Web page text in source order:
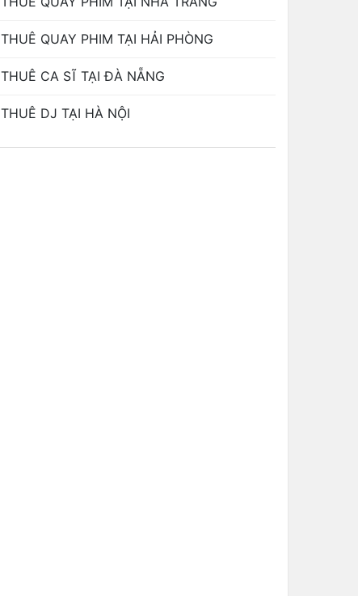
THUÊ QUAY PHIM TẠI HẢI PHÒNG
THUÊ CA SĨ TẠI ĐÀ NẴNG
THUÊ DJ TẠI HÀ NỘI